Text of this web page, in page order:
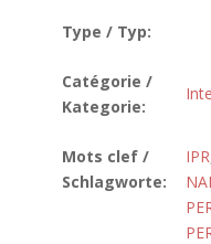
Type / Typ:
Catégorie /
Kategorie:
Mots clef /
Schlagworte:
IPR